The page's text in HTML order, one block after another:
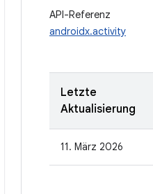
API-Referenz
androidx.activity
Letzte
Aktualisierung
11. März 2026